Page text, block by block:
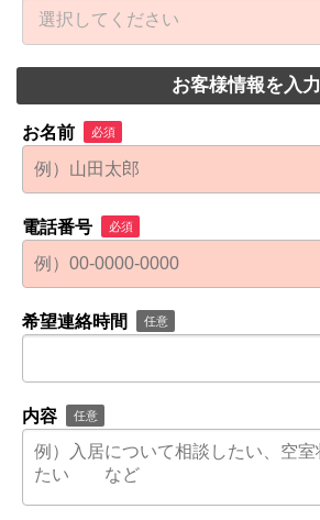
お客様情報を入力
お名前 必須
電話番号 必須
希望連絡時間 任意
内容 任意